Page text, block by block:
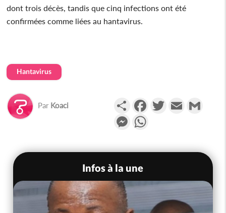
dont trois décès, tandis que cinq infections ont été
confirmées comme liées au hantavirus.
Hantavirus
Par Koaci PartagerFacebookTwitterEmail
Messenger
Infos à la une